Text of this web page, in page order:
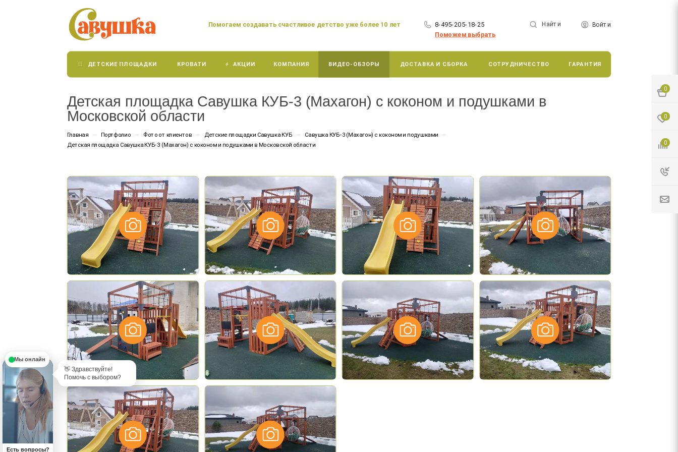
Помогаем создавать счастливое детство уже более 10 лет
8-495-205-18-25
Поможем выбрать
Войти
Найти
ДЕТСКИЕ ПЛОЩАДКИ КРОВАТИ АКЦИИ КОМПАНИЯ ВИДЕО-ОБЗОРЫ ДОСТАВКА И СБОРКА СОТРУДНИЧЕСТВО ГАРАНТИЯ
Детская площадка Савушка КУБ-3 (Махагон) с коконом и подушками в
Московской области
Главная — Портфолио — Фото от клиентов — Детские площадки Савушка КУБ — Савушка КУБ-3 (Махагон) с коконом и подушками —
Детская площадка Савушка КУБ-3 (Махагон) с коконом и подушками в Московской области
0
0
0
Посмотрите как
площадка "Савушка"
вашем участке
Мы бесплатно подготовим визуализацию с
расстановкой площадки. Вы сразу увидите, как она
*
- обязательные поля
Мы онлайн
👋 Здравствуйте!
Помочь с выбором?
Есть вопросы?